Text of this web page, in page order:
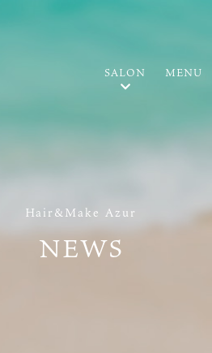
Hair&Make Azur
NEWS
SALON MENU